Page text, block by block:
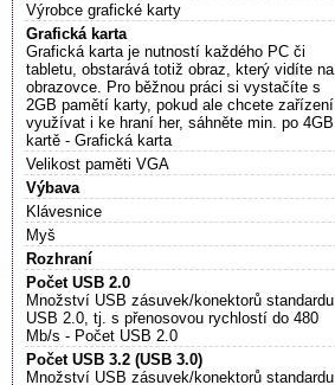
Výrobce grafické karty
Grafická karta
Grafická karta je nutností každého PC či
tabletu, obstarává totiž obraz, který vidíte na
obrazovce. Pro běžnou práci si vystačíte s
2GB pamětí karty, pokud ale chcete zařízení
využívat i ke hraní her, sáhněte min. po 4GB
kartě - Grafická karta
Velikost paměti VGA
Výbava
Klávesnice
Myš
Rozhraní
Počet USB 2.0
Množství USB zásuvek/konektorů standardu
USB 2.0, tj. s přenosovou rychlostí do 480
Mb/s - Počet USB 2.0
Počet USB 3.2 (USB 3.0)
Množství USB zásuvek/konektorů standardu